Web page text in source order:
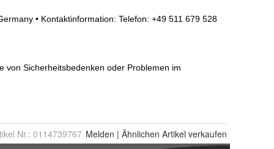
Nr.: 0114739767 Melden | Ähnlichen Artikel verkaufen